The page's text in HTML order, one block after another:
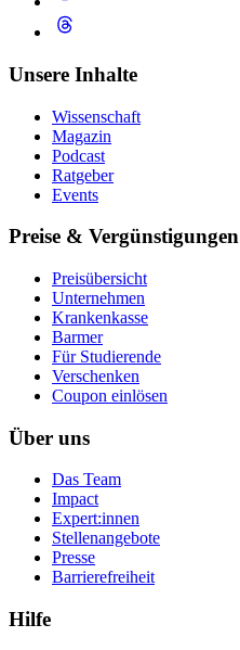
Unsere Inhalte
Wissenschaft
Magazin
Podcast
Ratgeber
Events
Preise & Vergünstigungen
Preisübersicht
Unternehmen
Krankenkasse
Barmer
Für Studierende
Ver­schen­ken
Coupon einlösen
Über uns
Das Team
Impact
Expert:innen
Stellenangebote
Presse
Barrierefreiheit
Hilfe